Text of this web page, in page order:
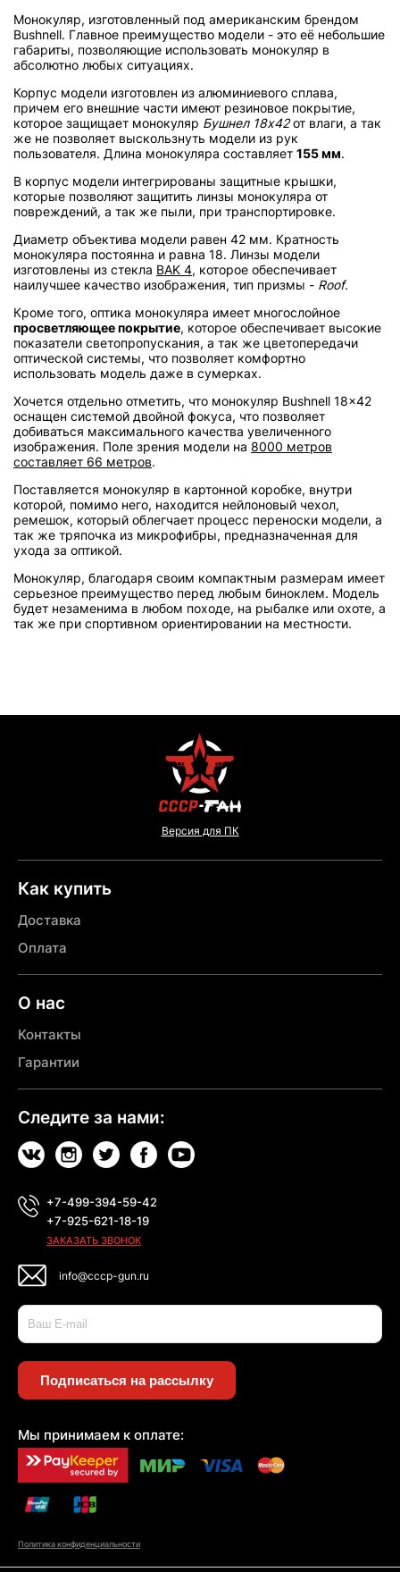
Монокуляр, изготовленный под американским брендом
Bushnell. Главное преимущество модели - это её небольшие
габариты, позволяющие использовать монокуляр в
абсолютно любых ситуациях.
Корпус модели изготовлен из алюминиевого сплава,
причем его внешние части имеют резиновое покрытие,
которое защищает монокуляр Бушнел 18х42от влаги, а так
же не позволяет выскользнуть модели из рук
пользователя. Длина монокуляра составляет 155 мм.
В корпус модели интегрированы защитные крышки,
которые позволяют защитить линзы монокуляра от
повреждений, а так же пыли, при транспортировке.
Диаметр объектива модели равен 42 мм. Кратность
монокуляра постоянна и равна 18. Линзы модели
изготовлены из стекла BAK 4, которое обеспечивает
наилучшее качество изображения, тип призмы - Roof.
Кроме того, оптика монокуляра имеет многослойное
просветляющее покрытие, которое обеспечивает высокие
показатели светопропускания, а так же цветопередачи
оптической системы, что позволяет комфортно
использовать модель даже в сумерках.
Хочется отдельно отметить, что монокуляр Bushnell 18x42
оснащен системой двойной фокуса, что позволяет
добиваться максимального качества увеличенного
изображения. Поле зрения модели на 8000 метров
составляет 66 метров.
Поставляется монокуляр в картонной коробке, внутри
которой, помимо него, находится нейлоновый чехол,
ремешок, который облегчает процесс переноски модели, а
так же тряпочка из микрофибры, предназначенная для
ухода за оптикой.
Монокуляр, благодаря своим компактным размерам имеет
серьезное преимущество перед любым биноклем. Модель
будет незаменима в любом походе, на рыбалке или охоте, а
так же при спортивном ориентировании на местности.
Версия для ПК
Как купить
Доставка
Оплата
О нас
Контакты
Гарантии
Следите за нами:
+7-499-394-59-42
+7-925-621-18-19
ЗАКАЗАТЬ ЗВОНОК
info@cccp-gun.ru
Подписаться на рассылку
Мы принимаем к оплате:
Политика конфиденциальности